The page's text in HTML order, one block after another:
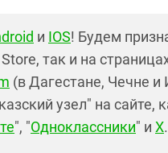
и IOS! Будем
так и на
(в Дагестане, Чечне и
узел" на сайте,
", "Одноклассники" и X